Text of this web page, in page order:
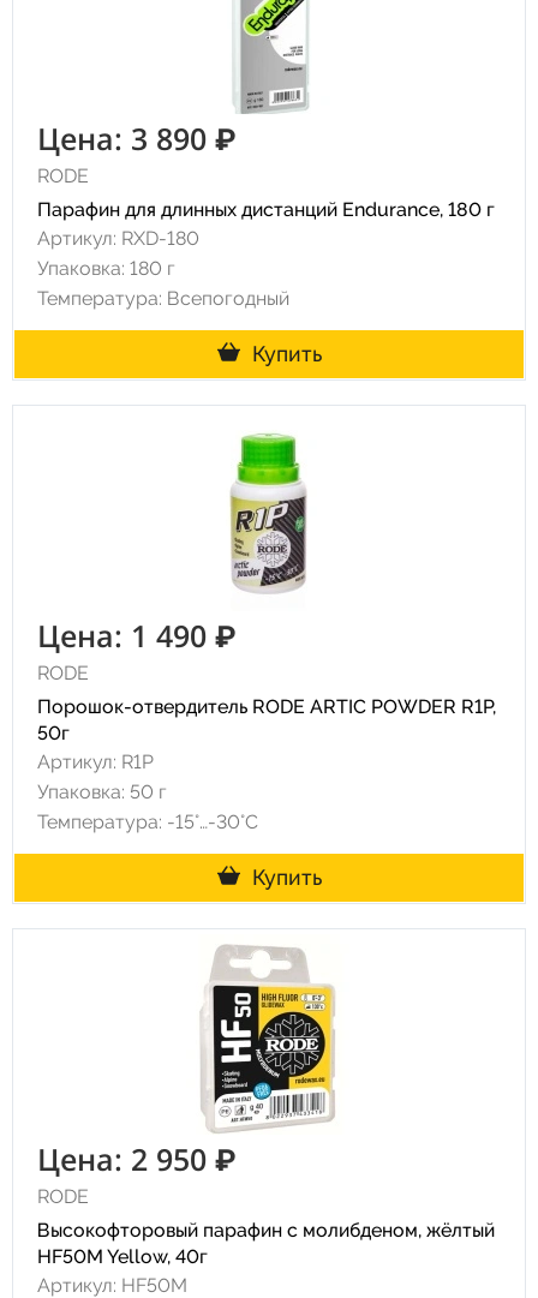
Цена: 3 890 ₽
RODE
Парафин для длинных дистанций Endurance, 180 г
Артикул: RXD-180
Упаковка: 180 г
Температура: Всепогодный
Купить
Цена: 1 490 ₽
RODE
Порошок-отвердитель RODE ARTIC POWDER R1P,
50г
Артикул: R1P
Упаковка: 50 г
Температура: -15°…-30°C
Купить
Цена: 2 950 ₽
RODE
Высокофторовый парафин с молибденом, жёлтый
HF50M Yellow, 40г
Артикул: HF50M